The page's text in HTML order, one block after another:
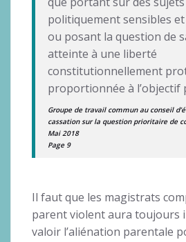
politiquement sensibles
ou posant la question de
atteinte à une liberté
constitutionnellement
proportionnée à l’objectif
Groupe de travail commun au conseil
cassation sur la question prioritaire de
Mai 2018
Page 9
Il faut que les magistrats
parent violent aura toujours
valoir l’aliénation parentale